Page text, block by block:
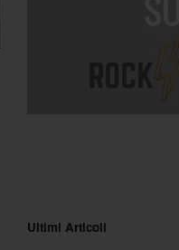
Ultimi Articoli